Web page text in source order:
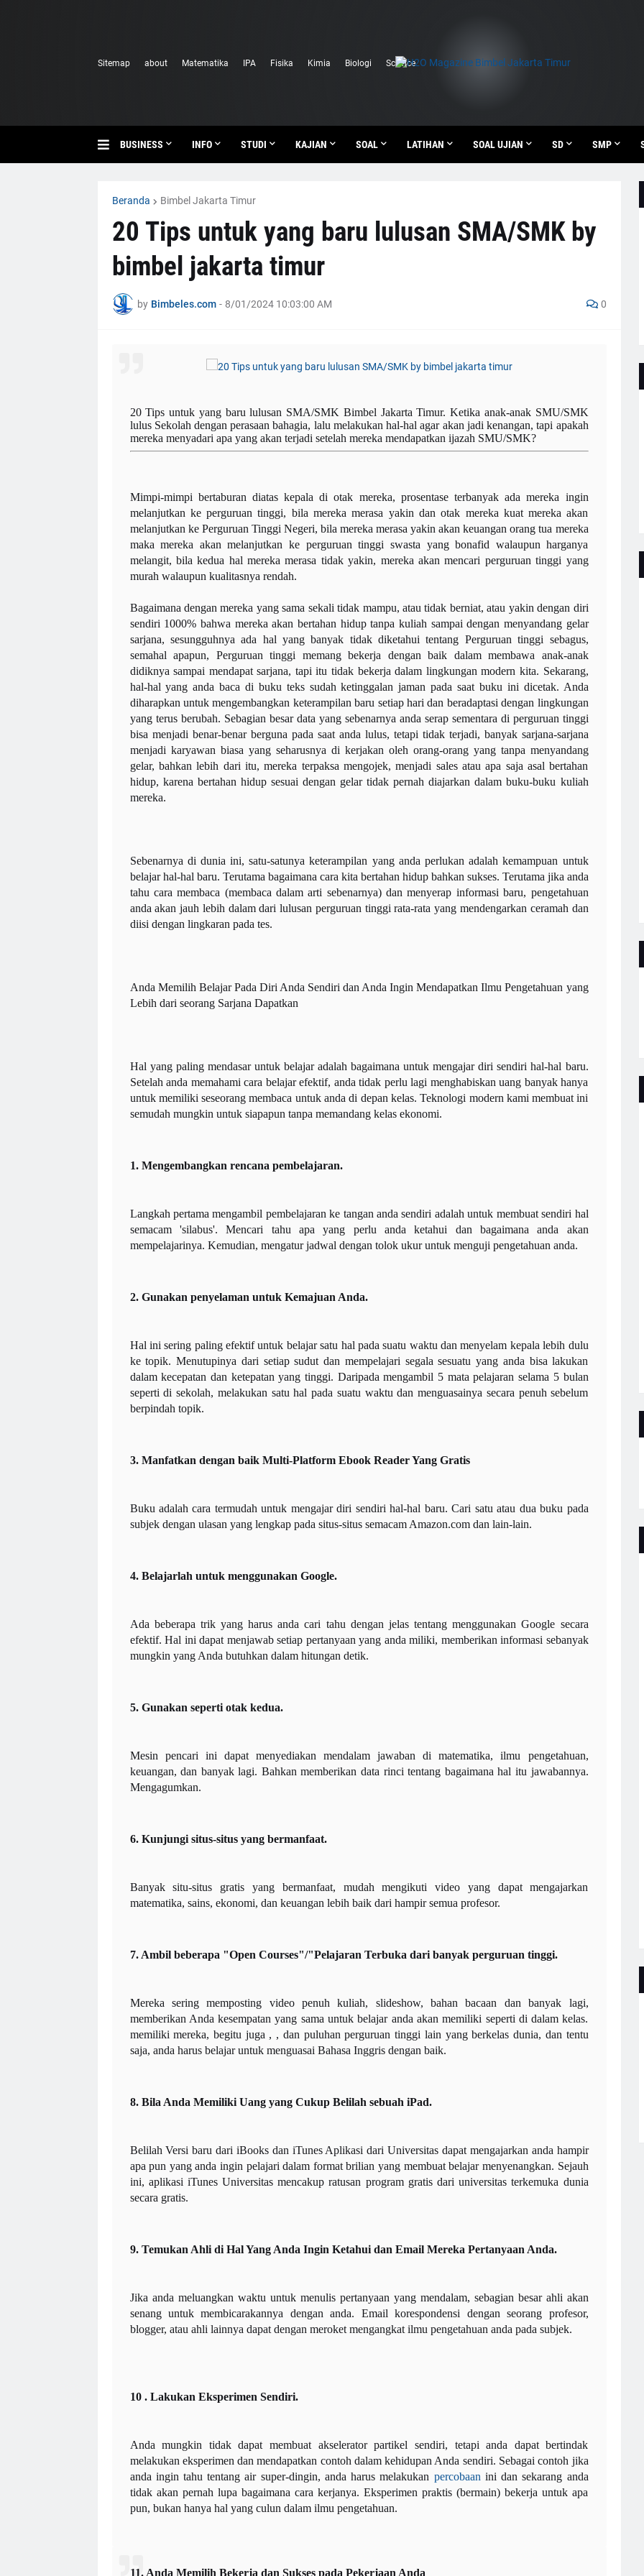
Sitemap about Matematika IPA Fisika Kimia Biologi Science
BUSINESS INFO STUDI KAJIAN SOAL LATIHAN SOAL UJIAN SD SMP
Beranda Bimbel Jakarta Timur
20 Tips untuk yang baru lulusan SMA/SMK by
bimbel jakarta timur
by Bimbeles.com - 8/01/2024 10:03:00 AM 0
20 Tips untuk yang baru lulusan SMA/SMK Bimbel Jakarta Timur. Ketika anak-anak SMU/SMK
lulus Sekolah dengan perasaan bahagia, lalu melakukan hal-hal agar akan jadi kenangan, tapi apakah
mereka menyadari apa yang akan terjadi setelah mereka mendapatkan ijazah SMU/SMK?
Mimpi-mimpi bertaburan diatas kepala di otak mereka, prosentase terbanyak ada mereka ingin
melanjutkan ke perguruan tinggi, bila mereka merasa yakin dan otak mereka kuat mereka akan
melanjutkan ke Perguruan Tinggi Negeri, bila mereka merasa yakin akan keuangan orang tua mereka
maka mereka akan melanjutkan ke perguruan tinggi swasta yang bonafid walaupun harganya
melangit, bila kedua hal mereka merasa tidak yakin, mereka akan mencari perguruan tinggi yang
murah walaupun kualitasnya rendah.
Bagaimana dengan mereka yang sama sekali tidak mampu, atau tidak berniat, atau yakin dengan diri
sendiri 1000% bahwa mereka akan bertahan hidup tanpa kuliah sampai dengan menyandang gelar
sarjana, sesungguhnya ada hal yang banyak tidak diketahui tentang Perguruan tinggi sebagus,
semahal apapun, Perguruan tinggi memang bekerja dengan baik dalam membawa anak-anak
didiknya sampai mendapat sarjana, tapi itu tidak bekerja dalam lingkungan modern kita. Sekarang,
hal-hal yang anda baca di buku teks sudah ketinggalan jaman pada saat buku ini dicetak. Anda
diharapkan untuk mengembangkan keterampilan baru setiap hari dan beradaptasi dengan lingkungan
yang terus berubah. Sebagian besar data yang sebenarnya anda serap sementara di perguruan tinggi
bisa menjadi benar-benar berguna pada saat anda lulus, tetapi tidak terjadi, banyak sarjana-sarjana
menjadi karyawan biasa yang seharusnya di kerjakan oleh orang-orang yang tanpa menyandang
gelar, bahkan lebih dari itu, mereka terpaksa mengojek, menjadi sales atau apa saja asal bertahan
hidup, karena bertahan hidup sesuai dengan gelar tidak pernah diajarkan dalam buku-buku kuliah
mereka.
Sebenarnya di dunia ini, satu-satunya keterampilan yang anda perlukan adalah kemampuan untuk
belajar hal-hal baru. Terutama bagaimana cara kita bertahan hidup bahkan sukses. Terutama jika anda
tahu cara membaca (membaca dalam arti sebenarnya) dan menyerap informasi baru, pengetahuan
anda akan jauh lebih dalam dari lulusan perguruan tinggi rata-rata yang mendengarkan ceramah dan
diisi dengan lingkaran pada tes.
Anda Memilih Belajar Pada Diri Anda Sendiri dan Anda Ingin Mendapatkan Ilmu Pengetahuan yang
Lebih dari seorang Sarjana Dapatkan
Hal yang paling mendasar untuk belajar adalah bagaimana untuk mengajar diri sendiri hal-hal baru.
Setelah anda memahami cara belajar efektif, anda tidak perlu lagi menghabiskan uang banyak hanya
untuk memiliki seseorang membaca untuk anda di depan kelas. Teknologi modern kami membuat ini
semudah mungkin untuk siapapun tanpa memandang kelas ekonomi.
1. Mengembangkan rencana pembelajaran.
Langkah pertama mengambil pembelajaran ke tangan anda sendiri adalah untuk membuat sendiri hal
semacam 'silabus'. Mencari tahu apa yang perlu anda ketahui dan bagaimana anda akan
mempelajarinya. Kemudian, mengatur jadwal dengan tolok ukur untuk menguji pengetahuan anda.
2. Gunakan penyelaman untuk Kemajuan Anda.
Hal ini sering paling efektif untuk belajar satu hal pada suatu waktu dan menyelam kepala lebih dulu
ke topik. Menutupinya dari setiap sudut dan mempelajari segala sesuatu yang anda bisa lakukan
dalam kecepatan dan ketepatan yang tinggi. Daripada mengambil 5 mata pelajaran selama 5 bulan
seperti di sekolah, melakukan satu hal pada suatu waktu dan menguasainya secara penuh sebelum
berpindah topik.
3. Manfatkan dengan baik Multi-Platform Ebook Reader Yang Gratis
Buku adalah cara termudah untuk mengajar diri sendiri hal-hal baru. Cari satu atau dua buku pada
subjek dengan ulasan yang lengkap pada situs-situs semacam Amazon.com dan lain-lain.
4. Belajarlah untuk menggunakan Google.
Ada beberapa trik yang harus anda cari tahu dengan jelas tentang menggunakan Google secara
efektif. Hal ini dapat menjawab setiap pertanyaan yang anda miliki, memberikan informasi sebanyak
mungkin yang Anda butuhkan dalam hitungan detik.
5. Gunakan seperti otak kedua.
Mesin pencari ini dapat menyediakan mendalam jawaban di matematika, ilmu pengetahuan,
keuangan, dan banyak lagi. Bahkan memberikan data rinci tentang bagaimana hal itu jawabannya.
Mengagumkan.
6. Kunjungi situs-situs yang bermanfaat.
Banyak situ-situs gratis yang bermanfaat, mudah mengikuti video yang dapat mengajarkan
matematika, sains, ekonomi, dan keuangan lebih baik dari hampir semua profesor.
7. Ambil beberapa "Open Courses"/"Pelajaran Terbuka dari banyak perguruan tinggi.
Mereka sering memposting video penuh kuliah, slideshow, bahan bacaan dan banyak lagi,
memberikan Anda kesempatan yang sama untuk belajar anda akan memiliki seperti di dalam kelas.
memiliki mereka, begitu juga , , dan puluhan perguruan tinggi lain yang berkelas dunia, dan tentu
saja, anda harus belajar untuk menguasai Bahasa Inggris dengan baik.
8. Bila Anda Memiliki Uang yang Cukup Belilah sebuah iPad.
Belilah Versi baru dari iBooks dan iTunes Aplikasi dari Universitas dapat mengajarkan anda hampir
apa pun yang anda ingin pelajari dalam format brilian yang membuat belajar menyenangkan. Sejauh
ini, aplikasi iTunes Universitas mencakup ratusan program gratis dari universitas terkemuka dunia
secara gratis.
9. Temukan Ahli di Hal Yang Anda Ingin Ketahui dan Email Mereka Pertanyaan Anda.
Jika anda meluangkan waktu untuk menulis pertanyaan yang mendalam, sebagian besar ahli akan
senang untuk membicarakannya dengan anda. Email korespondensi dengan seorang profesor,
blogger, atau ahli lainnya dapat dengan meroket mengangkat ilmu pengetahuan anda pada subjek.
10 . Lakukan Eksperimen Sendiri.
Anda mungkin tidak dapat membuat akselerator partikel sendiri, tetapi anda dapat bertindak
melakukan eksperimen dan mendapatkan contoh dalam kehidupan Anda sendiri. Sebagai contoh jika
anda ingin tahu tentang air super-dingin, anda harus melakukan percobaan ini dan sekarang anda
tidak akan pernah lupa bagaimana cara kerjanya. Eksperimen praktis (bermain) bekerja untuk apa
pun, bukan hanya hal yang culun dalam ilmu pengetahuan.
11. Anda Memilih Bekerja dan Sukses pada Pekerjaan Anda